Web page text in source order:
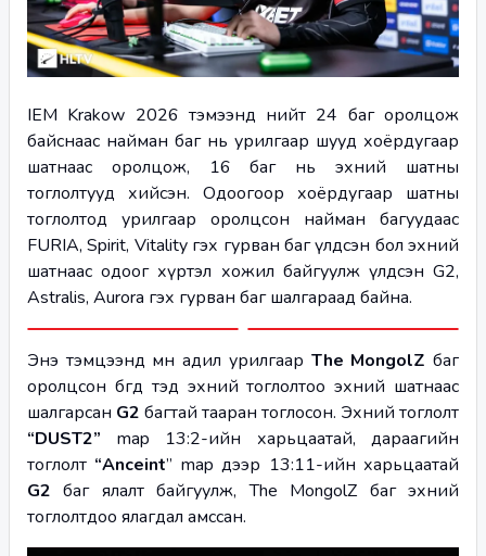
IEM Krakow 2026 тэмээнд нийт 24 баг оролцож
байснаас найман баг нь урилгаар шууд хоёрдугаар
шатнаас оролцож, 16 баг нь эхний шатны
тоглолтууд хийсэн. Одоогоор хоёрдугаар шатны
тоглолтод урилгаар оролцсон найман багуудаас
FURIA, Spirit, Vitality гэх гурван баг үлдсэн бол эхний
шатнаас одоог хүртэл хожил байгуулж үлдсэн G2,
Astralis, Aurora гэх гурван баг шалгараад байна.
Энэ тэмцээнд мөн адил урилгаар The MongolZ баг
оролцсон бөгөөд тэд эхний тоглолтоо эхний шатнаас
шалгарсан G2
“DUST2” map 13:2-ийн харьцаатай, дараагийн
тоглолт “Anceint
G2 баг ялалт байгуулж, The MongolZ баг эхний
тоглолтдоо ялагдал амссан.